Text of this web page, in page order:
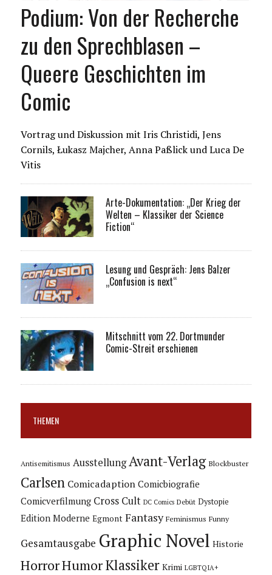
Podium: Von der Recherche
zu den Sprechblasen –
Queere Geschichten im
Comic
Vortrag und Diskussion mit Iris Christidi, Jens
Cornils, Łukasz Majcher, Anna Paßlick und Luca De
Vitis
Arte-Dokumentation: „Der Krieg der
Welten – Klassiker der Science
Fiction“
Lesung und Gespräch: Jens Balzer
„Confusion is next“
Mitschnitt vom 22. Dortmunder
Comic-Streit erschienen
THEMEN
Antisemitismus Ausstellung Avant-Verlag Blockbuster
Carlsen Comicadaption Comicbiografie
Comicverfilmung Cross Cult DC Comics Debüt Dystopie
Edition Moderne Egmont Fantasy Feminismus Funny
Gesamtausgabe Graphic Novel Historie
HorrorHumorKlassiker Krimi LGBTQIA+